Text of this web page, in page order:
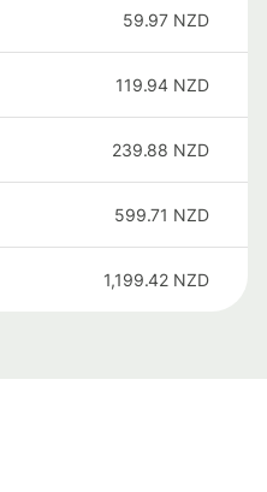
59.97 NZD
119.94 NZD
239.88 NZD
599.71 NZD
1,199.42 NZD